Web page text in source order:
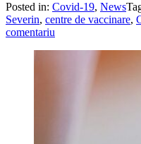
Posted in: Covid-19, News
Severin, centre de vaccinare,
comentariu